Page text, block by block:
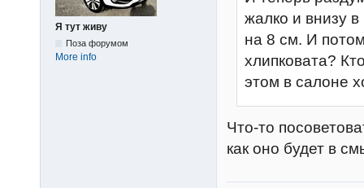
Я тут живу
Поза форумом
More info
жалко и внизу
на 8 см. И
хлипковата?
этом в салоне
Что-то
как оно будет в